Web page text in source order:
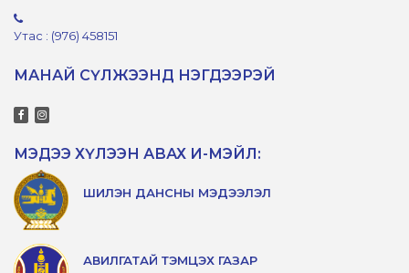
Утас : (976) 458151
МАНАЙ СҮЛЖЭЭНД НЭГДЭЭРЭЙ
МЭДЭЭ ХҮЛЭЭН АВАХ И-МЭЙЛ:
ШИЛЭН ДАНСНЫ МЭДЭЭЛЭЛ
АВИЛГАТАЙ ТЭМЦЭХ ГАЗАР